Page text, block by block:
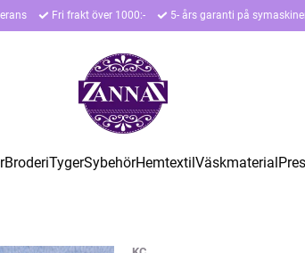
Fri frakt över 1000:- 5- års garanti på
BroderiTygerSybehörHemtextilVäskmaterial